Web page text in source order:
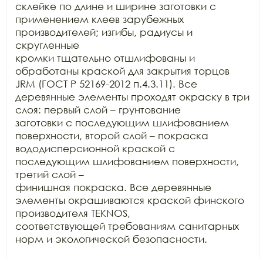
склейке по длине и ширине заготовки с
применением клеев зарубежных
производителей; изгибы, радиусы и
скругленные
кромки тщательно отшлифованы и
обработаны краской для закрытия торцов
JRM (ГОСТ Р 52169-2012 п.4.3.11). Все
деревянные элементы проходят окраску в три
слоя: первый слой – грунтование
заготовки с последующим шлифованием
поверхности, второй слой – покраска
вододисперсионной краской с
последующим шлифованием поверхности,
третий слой –
финишная покраска. Все деревянные
элементы окрашиваются краской финского
производителя TEKNOS,
соответствующей требованиям санитарных
норм и экологической безопасности.